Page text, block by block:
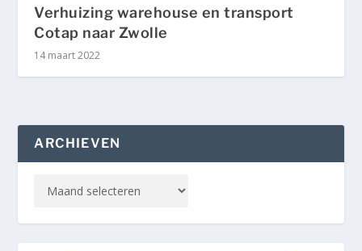
Verhuizing warehouse en transport
Cotap naar Zwolle
14 maart 2022
ARCHIEVEN